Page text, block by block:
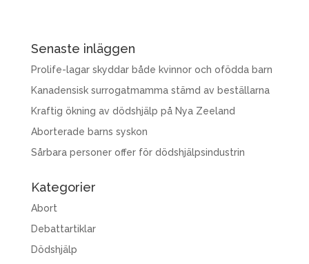
Senaste inläggen
Prolife-lagar skyddar både kvinnor och ofödda barn
Kanadensisk surrogatmamma stämd av beställarna
Kraftig ökning av dödshjälp på Nya Zeeland
Aborterade barns syskon
Sårbara personer offer för dödshjälpsindustrin
Kategorier
Abort
Debattartiklar
Dödshjälp